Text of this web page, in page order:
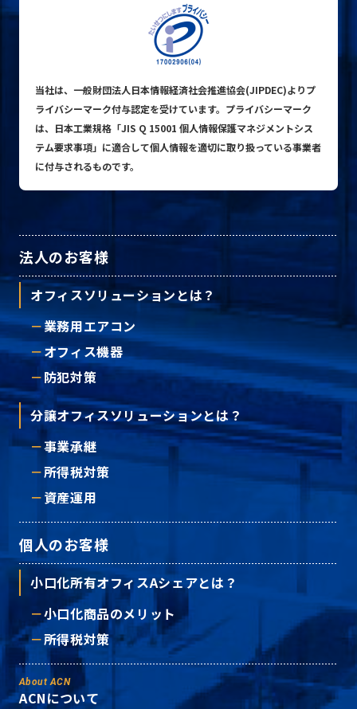
当社は、一般財団法人日本情報経済社会推進協会(JIPDEC)よりプ
ライバシーマーク付与認定を受けています。プライバシーマーク
は、日本工業規格「JIS Q 15001 個人情報保護マネジメントシス
テム要求事項」に適合して個人情報を適切に取り扱っている事業者
に付与されるものです。
法人のお客様
オフィスソリューションとは？
業務用エアコン
オフィス機器
防犯対策
分譲オフィスソリューションとは？
事業承継
所得税対策
資産運用
個人のお客様
小口化所有オフィスAシェアとは？
小口化商品のメリット
所得税対策
About ACN
ACNについて